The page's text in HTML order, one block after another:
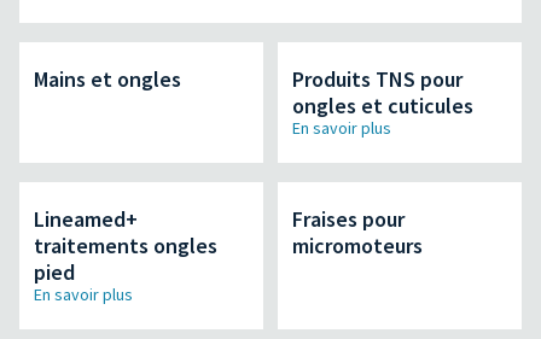
Mains et ongles
Produits TNS pour
ongles et cuticules
En savoir plus
Lineamed+
traitements ongles
pied
En savoir plus
Fraises pour
micromoteurs